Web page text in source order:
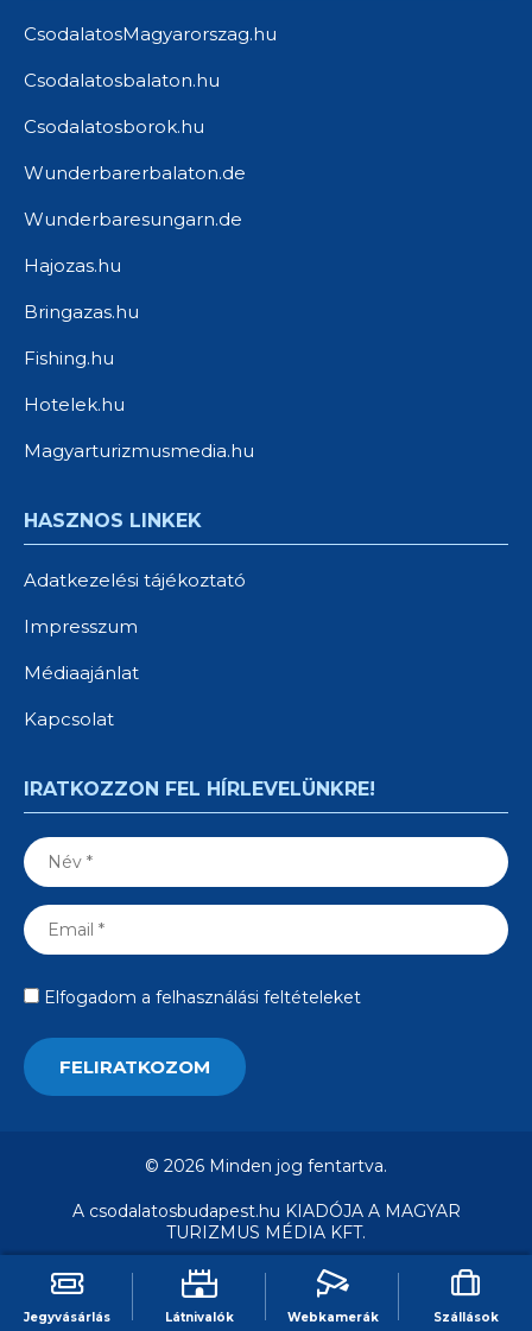
CsodalatosMagyarorszag.hu
Csodalatosbalaton.hu
Csodalatosborok.hu
Wunderbarerbalaton.de
Wunderbaresungarn.de
Hajozas.hu
Bringazas.hu
Fishing.hu
Hotelek.hu
Magyarturizmusmedia.hu
HASZNOS LINKEK
Adatkezelési tájékoztató
Impresszum
Médiaajánlat
Kapcsolat
IRATKOZZON FEL HÍRLEVELÜNKRE!
Elfogadom a felhasználási feltételeket
© 2026 Minden jog fentartva.
A csodalatosbudapest.hu KIADÓJA A MAGYAR
TURIZMUS MÉDIA KFT.
Jegyvásárlás Látnivalók Webkamerák Szállások